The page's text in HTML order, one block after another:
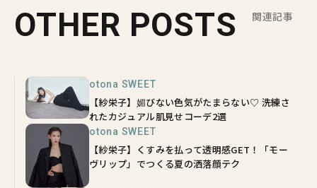
OTHER POSTS 関連記事
otona SWEET
【紗栄子】媚びない色気がたまらない♡ 洗練さ
れたカジュアル肌見せコーデ2選
otona SWEET
【紗栄子】くすみを払って透明感GET！「モー
ヴリップ」でつくる夏の洒落顔テク